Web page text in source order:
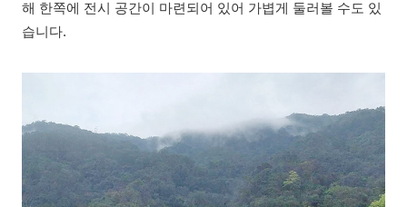
해 한쪽에 전시 공간이 마련되어 있어 가볍게 둘러볼 수도 있
습니다.